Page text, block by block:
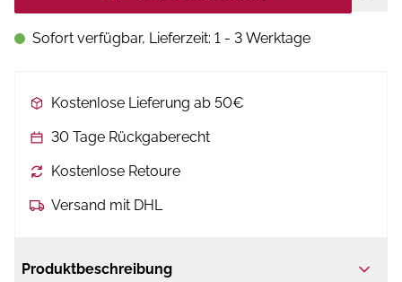
Sofort verfügbar, Lieferzeit: 1 - 3 Werktage
Kostenlose Lieferung ab 50€
30 Tage Rückgaberecht
Kostenlose Retoure
Versand mit DHL
Produktbeschreibung